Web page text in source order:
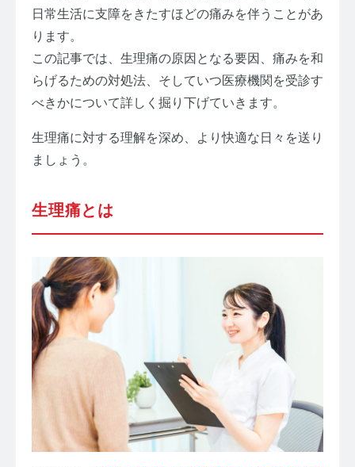
運営者情報
お問い合わせ
プライバシーポリシー サイトマップ
日常生活に支障をきたすほどの痛みを伴うことがあ
ります。
この記事では、生理痛の原因となる要因、痛みを和
らげるための対処法、そしていつ医療機関を受診す
べきかについて詳しく掘り下げていきます。
生理痛に対する理解を深め、より快適な日々を送り
ましょう。
生理痛とは